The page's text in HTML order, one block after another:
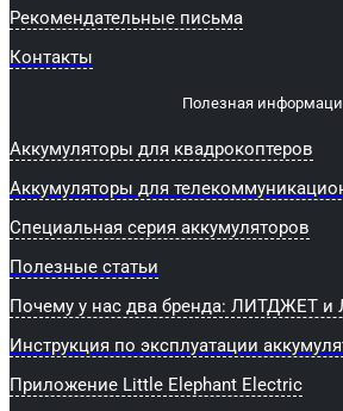
Рекомендательные письма
Контакты
Полезная
Аккумуляторы для квадрокоптеров
Аккумуляторы для
Специальная серия аккумуляторов
Полезные статьи
Почему у нас два бренда: ЛИТДЖЕТ
Инструкция по эксплуатации
Приложение Little Elephant Electric